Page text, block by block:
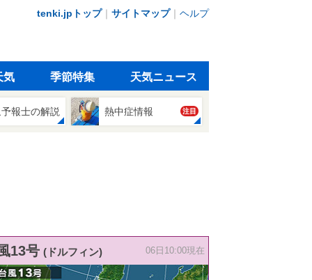
tenki.jpトップ｜ サイトマップ｜ ヘルプ
気 季節特集 天気ニュース
報士の解説 熱中症情報 注目
13号 (ドルフィン) 06日10:00現在